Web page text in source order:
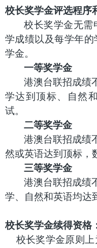
校长奖学金评选程序
校长奖学金无需
学成绩以及每学年
学金。
一等奖学金
港澳台联招成绩
学达到顶标、自然
试。
二等奖学金
港澳台联招成绩
然或英语达到顶标，
三等奖学金
港澳台联招成绩
学、自然和英语均达
校长奖学金续得资格
校长奖学金原则